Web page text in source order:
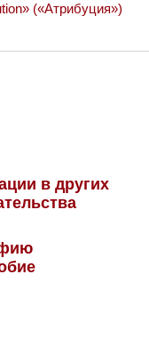
(«Атрибуция»)
в других